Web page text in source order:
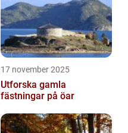
17 november 2025
Utforska gamla
fästningar på öar